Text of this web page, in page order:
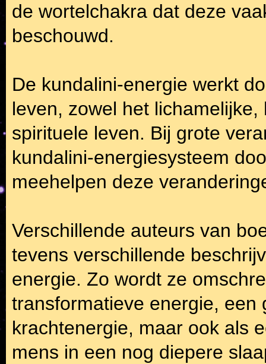
de wortelchakra dat deze
beschouwd.
De kundalini-energie werkt
leven, zowel het
spirituele leven. Bij grote
kundalini-energiesysteem
meehelpen deze
Verschillende auteurs van
tevens verschillende
energie. Zo wordt ze
transformatieve energie, een
krachtenergie, maar ook als
mens in een nog diepere